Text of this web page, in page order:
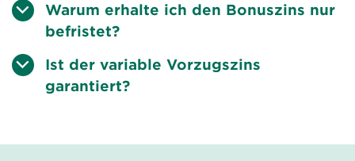
Warum erhalte ich den Bonuszins nur
befristet?
Ist der variable Vorzugszins
garantiert?